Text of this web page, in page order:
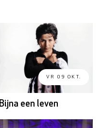
VR 09 OKT.
Bijna een leven